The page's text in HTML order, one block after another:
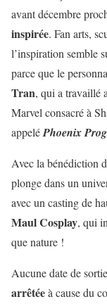
avant décembre
inspirée. Fan arts,
l’inspiration semble
parce que le
Tran, qui a travaillé
Marvel consacré à
appeléPhoenix
Avec la bénédiction
plonge dans un
avec un casting de
Maul Cosplay, qui
que nature !
Aucune date de
arrêtéeà cause du